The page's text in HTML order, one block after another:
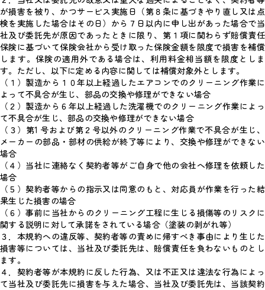
が損害を被り、かつサービス実施日（第８条に基づきやり直し又は点
検を実施した場合はその日）から７日以内に申し出があった場合で当
社及び委託先が原因であったときに限り、第１項に関わらず賠償責任
保険に基づいて保険会社から受け取った保険金額を限度で損害を補償
します。保険の適用外である場合は、利用料金相当額を限度としま
す。ただし、以下に定める内容に関しては補償対象外とします。
（１）製造から１０年以上経過したエアコンでのクリーニング作業に
よって不具合が生じ、部品の交換や修理ができない場合
（２）製造から６年以上経過した洗濯機でのクリーニング作業によっ
て不具合が生じ、部品の交換や修理ができない場合
（３）第1 号および第２号以外のクリーニング作業で不具合が生じ、
メーカーの部品・部材の供給が終了等により、交換や修理ができない
場合
（４）当社に連絡なく契約者等がご自身で他の会社へ修理を依頼した
場合
（５）契約者等からの指示又は同意のもと、対応員が作業を行った結
果生じた損害の場合
（６）事前に当社からのクリーニング工程に生じる損傷等のリスクに
関する説明に対して承諾をされている場合（塗装の剥がれ等）
３．本規約への違反等、契約者等の責めに帰すべき事由により生じた
損害等については、当社及び委託先は、賠償責任を負わないものとし
ます。
４．契約者等が本規約に反した行為、又は不正又は違法な行為によっ
て当社及び委託先に損害を与えた場合、当社及び委託先は、当該契約